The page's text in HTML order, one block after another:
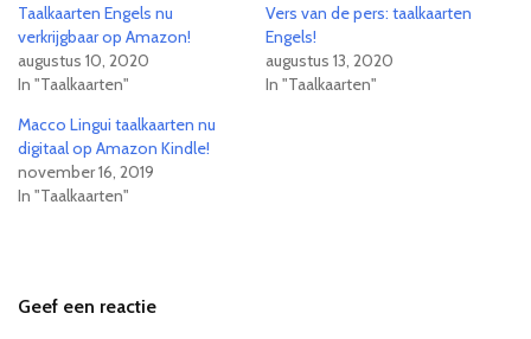
Taalkaarten Engels nu
verkrijgbaar op Amazon!
augustus 10, 2020
In "Taalkaarten"
Vers van de pers: taalkaarten
Engels!
augustus 13, 2020
In "Taalkaarten"
Macco Lingui taalkaarten nu
digitaal op Amazon Kindle!
november 16, 2019
In "Taalkaarten"
Geef een reactie